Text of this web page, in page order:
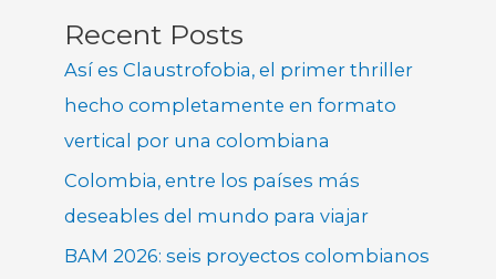
Recent Posts
Así es Claustrofobia, el primer thriller
hecho completamente en formato
vertical por una colombiana
Colombia, entre los países más
deseables del mundo para viajar
BAM 2026: seis proyectos colombianos